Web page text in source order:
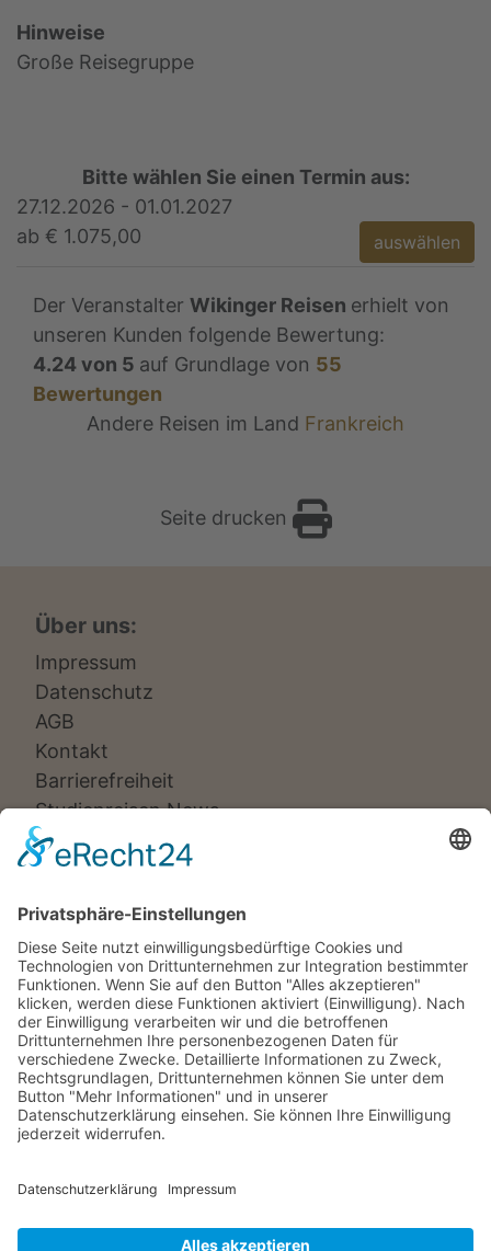
Hinweise
Große Reisegruppe
Bitte wählen Sie einen Termin aus:
27.12.2026 - 01.01.2027
ab € 1.075,00
auswählen
Der Veranstalter Wikinger Reisen erhielt von
unseren Kunden folgende Bewertung:
4.24von 5 auf Grundlage von 55
Bewertungen
Andere Reisen im Land Frankreich
Seite drucken
Über uns:
Impressum
Datenschutz
AGB
Kontakt
Barrierefreiheit
Studienreisen News
Veranstalter:
Ameropa Reisen
Bavaria Fernreisen
Berge & Meer
Gebeco
Hauser exkursionen
Meiers Weltreisen
Nicko Cruises
SKR
Studiosus
TUI Tours
Studiosus Kultimer